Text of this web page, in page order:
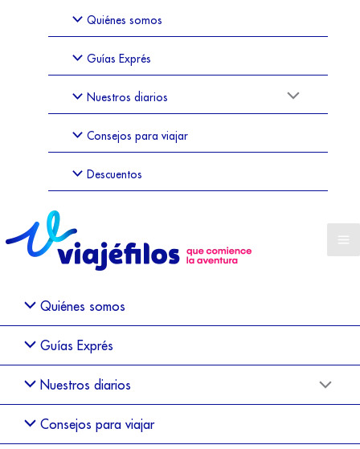
Quiénes somos
Guías Exprés
Nuestros diarios
Consejos para viajar
Descuentos
Quiénes somos
Guías Exprés
Nuestros diarios
Consejos para viajar